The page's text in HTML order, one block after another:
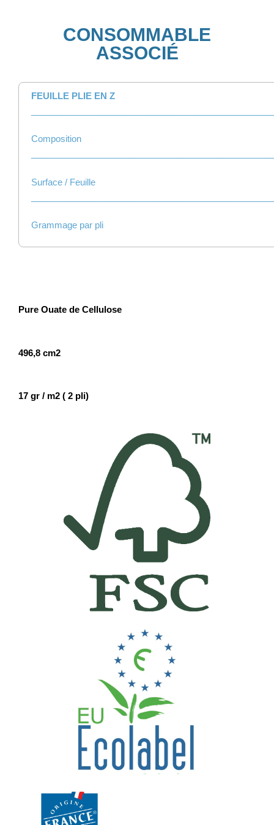
CONSOMMABLE
ASSOCIÉ
FEUILLE PLIE EN Z
Composition
Surface / Feuille
Grammage par pli
Pure Ouate de Cellulose
496,8 cm2
17 gr / m2 ( 2 pli)